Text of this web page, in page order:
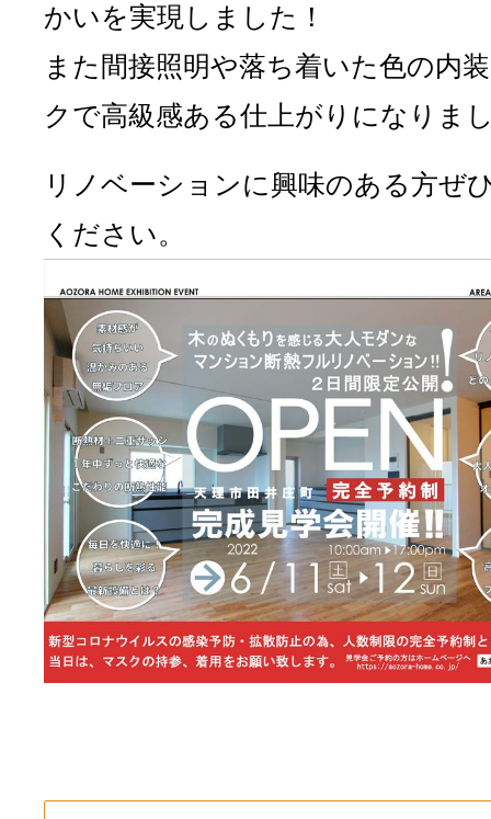
かいを実現しました！
また間接照明や落ち着いた色の内
クで高級感ある仕上がりになりま
リノベーションに興味のある方ぜ
ください。